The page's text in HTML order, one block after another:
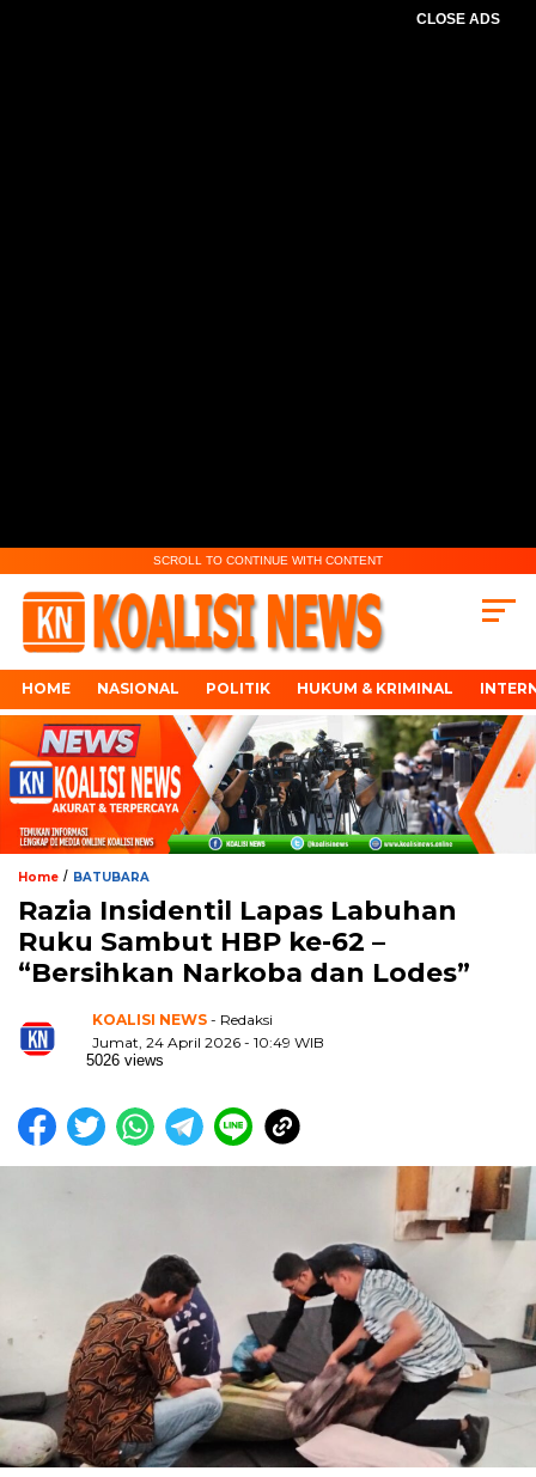
CLOSE ADS
SCROLL TO CONTINUE WITH CONTENT
HOME NASIONAL POLITIK HUKUM & KRIMINAL
Home / BATUBARA
Razia Insidentil Lapas Labuhan
Ruku Sambut HBP ke-62 –
“Bersihkan Narkoba dan Lodes”
KOALISI NEWS - Redaksi
Jumat, 24 April 2026 - 10:49 WIB
5026 views